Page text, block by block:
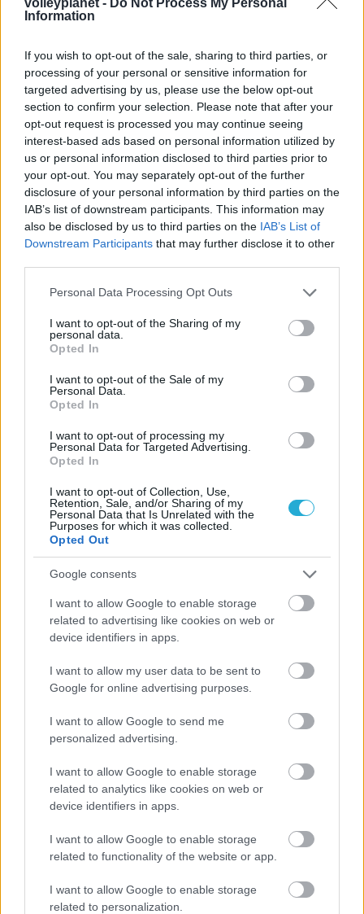
Information
If you wish to opt-out of the sale, sharing to third parties, or
processing of your personal or sensitive information for
targeted advertising by us, please use the below opt-out
section to confirm your selection. Please note that after your
opt-out request is processed you may continue seeing
interest-based ads based on personal information utilized by
us or personal information disclosed to third parties prior to
your opt-out. You may separately opt-out of the further
disclosure of your personal information by third parties on the
IAB’s list of downstream participants. This information may
also be disclosed by us to third parties on the IAB’s List of
Downstream Participants that may further disclose it to other
Please note that this website/app uses one or more Google
not limited to your visit or usage behaviour. You may click to
grant or deny consent to Google and its third-party tags to
use your data for below specified purposes in below Google
consent section.
Personal Data Processing Opt Outs
I want to opt-out of the Sharing of my
personal data.
Opted In
I want to opt-out of the Sale of my
Personal Data.
Opted In
I want to opt-out of processing my
Personal Data for Targeted Advertising.
Opted In
I want to opt-out of Collection, Use,
Retention, Sale, and/or Sharing of my
Personal Data that Is Unrelated with the
Purposes for which it was collected.
Opted Out
Google consents
I want to allow Google to enable storage
related to advertising like cookies on web or
device identifiers in apps.
I want to allow my user data to be sent to
Google for online advertising purposes.
I want to allow Google to send me
personalized advertising.
I want to allow Google to enable storage
related to analytics like cookies on web or
device identifiers in apps.
I want to allow Google to enable storage
related to functionality of the website or app.
I want to allow Google to enable storage
related to personalization.
06/08/2026
Πρωτάθλημα τον Δεκέμβριο – Αντιδρούν οι σύλλογοι
06/08/2026
Έτοιμη για… υψηλές πτήσεις η Μπενφίκα του Ψάρρα
με τον «Ιπτάμενο Ολλανδό» Βίλτενμπουργκ
05/08/2026
Ισόπαλο το πρωτο φιλικό τεστ της Εθνικής στο
Ουρμπίνο
ΓΝΩΜΕΣ
ΠΕΝΥ ΡΟΝΤΟΓΙΑΝΝΗ
στο σήμερα: Tο τρίτο
ευρωπαϊκό ραντεβού του
Αναγνώριση και σεβασμός
οι σημαντικότερες νίκες του
Α.Ο. Θήρας